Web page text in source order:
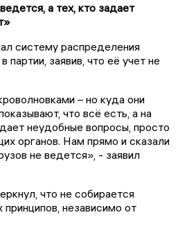
а тех, кто задает
систему распределения
партии, заявив, что её учет не
– но куда они
что всё есть, а на
неудобные вопросы, просто
органов. Нам прямо и сказали
не ведется», - заявил
что не собирается
принципов, независимо от